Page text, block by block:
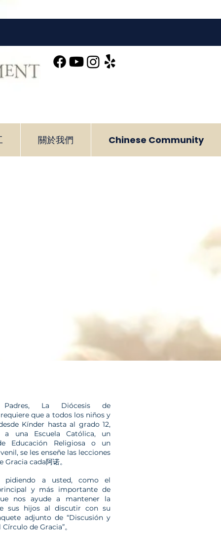
關於我們 Chinese Community
Padres, La Diócesis de
que a todos los niños y
Kínder hasta al grado 12,
a una Escuela Católica, un
Educación Religiosa o un
se les enseñe las lecciones
cada阿诺。
pidiendo a usted, como el
y más importante de
nos ayude a mantener la
sus hijos al discutir con su
adjunto de “Discusión y
de Gracia”。